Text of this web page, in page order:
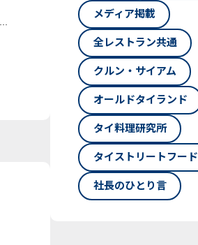
メディア掲載
全レストラン共通
クルン・サイアム
オールドタイランド
タイ料理研究所
タイストリートフード
社長のひとり言